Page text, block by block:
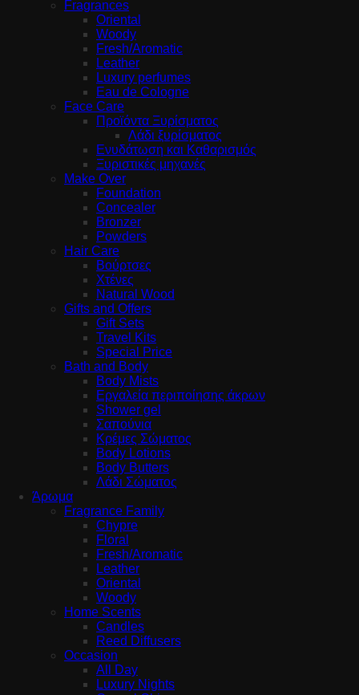
Fragrances
Oriental
Woody
Fresh/Aromatic
Leather
Luxury perfumes
Eau de Cologne
Face Care
Προϊόντα Ξυρίσματος
Λάδι ξυρίσματος
Ενυδάτωση και Καθαρισμός
Ξυριστικές μηχανές
Make Over
Foundation
Concealer
Bronzer
Powders
Hair Care
Βούρτσες
Χτένες
Natural Wood
Gifts and Offers
Gift Sets
Travel Kits
Special Price
Bath and Body
Body Mists
Εργαλεία περιποίησης άκρων
Shower gel
Σαπούνια
Κρέμες Σώματος
Body Lotions
Body Butters
Λάδι Σώματος
Άρωμα
Fragrance Family
Chypre
Floral
Fresh/Aromatic
Leather
Oriental
Woody
Home Scents
Candles
Reed Diffusers
Occasion
All Day
Luxury Nights